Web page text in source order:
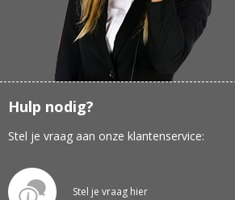
Hulp nodig?
Stel je vraag aan onze klantenservice:
Stel je vraag hier